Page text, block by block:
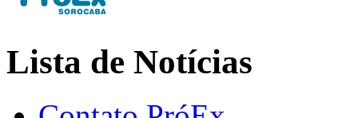
Lista de Notícias